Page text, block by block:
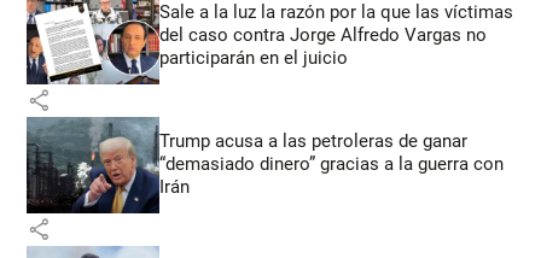
Sale a la luz la razón por la que las víctimas
del caso contra Jorge Alfredo Vargas no
participarán en el juicio
share
Trump acusa a las petroleras de ganar
“demasiado dinero” gracias a la guerra con
Irán
share